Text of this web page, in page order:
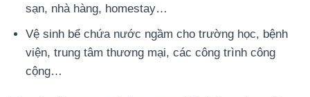
sạn, nhà hàng, homestay…
Vệ sinh bể chứa nước ngầm cho trường học, bệnh
viện, trung tâm thương mại, các công trình công
cộng…